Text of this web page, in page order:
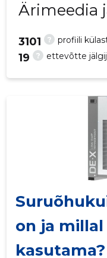
Ärimeedia
? profiili
3101
? ettevõtte
19
on ja
kasutama?